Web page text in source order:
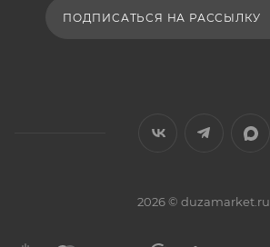
ПОДПИСАТЬСЯ НА РАССЫЛКУ
2026 © duzamarket.ru